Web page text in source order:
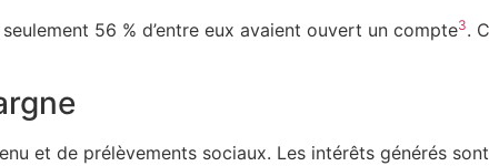
56 % d’entre eux avaient ouvert un compte3.
et de prélèvements sociaux. Les intérêts générés